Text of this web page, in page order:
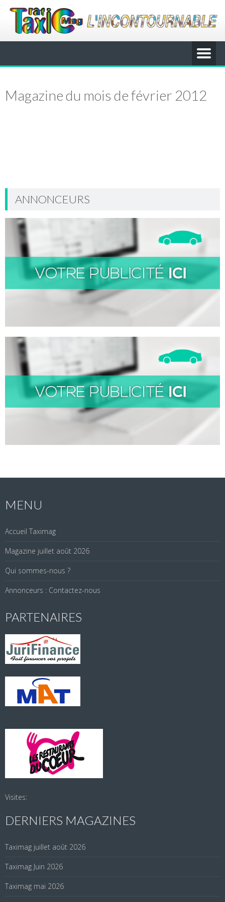
Magazine du mois de février 2012
ANNONCEURS
MENU
Accueil Taximag
Magazine juillet août 2026
Qui sommes-nous ?
Annonceurs : Contactez-nous
PARTENAIRES
Visites:
DERNIERS MAGAZINES
Taximag juillet août 2026
Taximag Juin 2026
Taximag mai 2026